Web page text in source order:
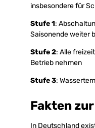
insbesondere für
Stufe 1:
Saisonende weiter
Stufe 2: Alle
Betrieb nehmen
Stufe 3:
Fakten
In Deutschland